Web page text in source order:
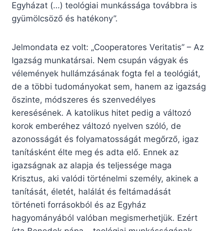
Egyházat (…) teológiai munkássága továbbra is
gyümölcsöző és hatékony”.
Jelmondata ez volt: „Cooperatores Veritatis” – Az
Igazság munkatársai. Nem csupán vágyak és
vélemények hullámzásának fogta fel a teológiát,
de a többi tudományokat sem, hanem az igazság
őszinte, módszeres és szenvedélyes
keresésének. A katolikus hitet pedig a változó
korok emberéhez változó nyelven szóló, de
azonosságát és folyamatosságát megőrző, igaz
tanításként élte meg és adta elő. Ennek az
igazságnak az alapja és teljessége maga
Krisztus, aki valódi történelmi személy, akinek a
tanítását, életét, halálát és feltámadását
történeti forrásokból és az Egyház
hagyományából valóban megismerhetjük. Ezért